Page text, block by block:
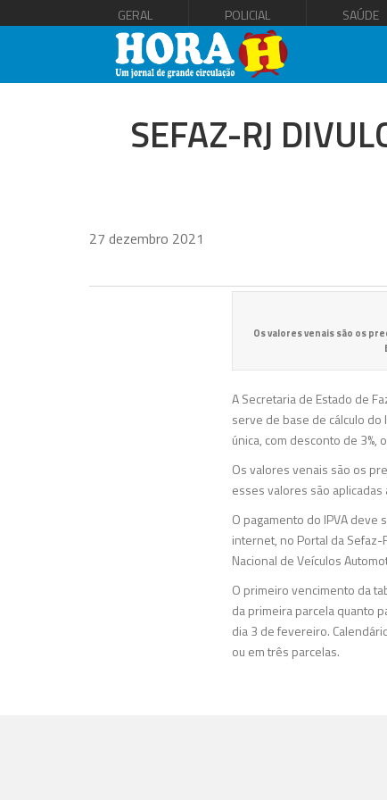
GERAL POLICIAL SAÚDE
SEFAZ-RJ
27 dezembro 2021
Os valores venais são os
A Secretaria de Estado de
serve de base de cálculo
única, com desconto de 3%,
Os valores venais são os
esses valores são aplicadas
O pagamento do IPVA
internet, no Portal da Sefaz-
Nacional de Veículos
O primeiro vencimento da
da primeira parcela quanto
dia 3 de fevereiro.
ou em três parcelas.